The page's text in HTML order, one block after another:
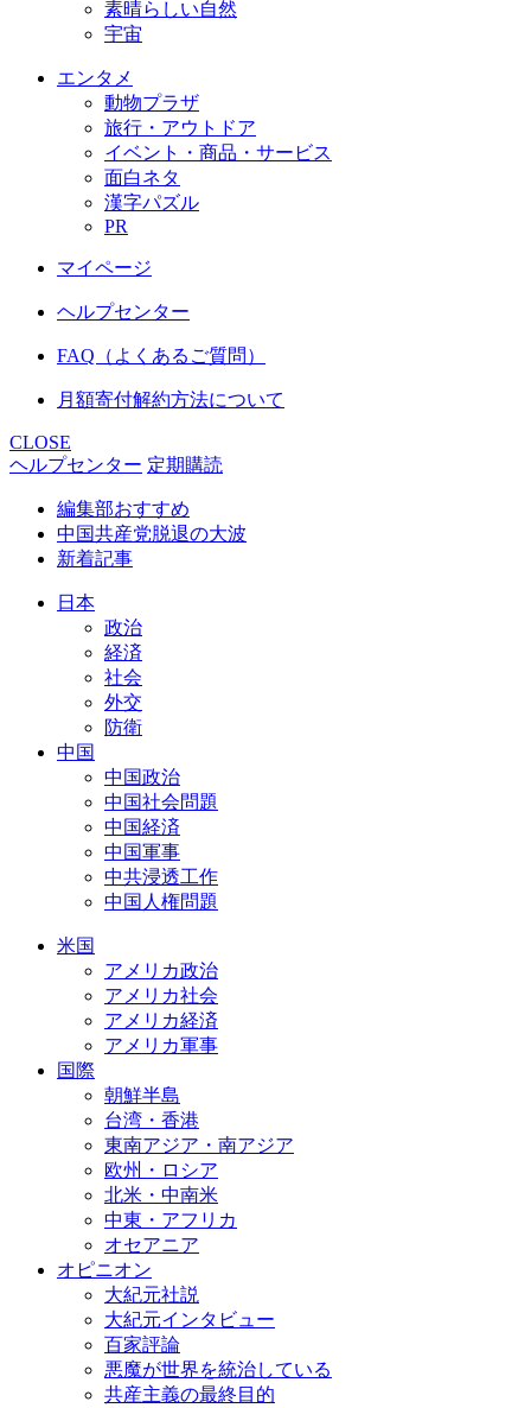
素晴らしい自然
宇宙
エンタメ
動物プラザ
旅行・アウトドア
イベント・商品・サービス
面白ネタ
漢字パズル
PR
マイページ
ヘルプセンター
FAQ（よくあるご質問）
月額寄付解約方法について
CLOSE
ヘルプセンター 定期購読
編集部おすすめ
中国共産党脱退の大波
新着記事
日本
政治
経済
社会
外交
防衛
中国
中国政治
中国社会問題
中国経済
中国軍事
中共浸透工作
中国人権問題
米国
アメリカ政治
アメリカ社会
アメリカ経済
アメリカ軍事
国際
朝鮮半島
台湾・香港
東南アジア・南アジア
欧州・ロシア
北米・中南米
中東・アフリカ
オセアニア
オピニオン
大紀元社説
大紀元インタビュー
百家評論
悪魔が世界を統治している
共産主義の最終目的